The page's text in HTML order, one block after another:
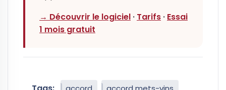
→ Découvrir le logiciel · Tarifs · Essai
1 mois gratuit